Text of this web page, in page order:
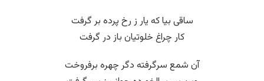
ساقی بیا که یار ز رخ پرده بر گرفت
کار چراغ خلوتیان باز در گرفت
آن شمع سرگرفته دگر چهره برفروخت